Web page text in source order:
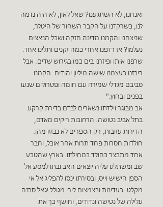
ואנחנו, לא השתגענו? שאל לאון, לא היה נדמה
לנו, כשרקדנו על הקבר השחור של היטלר,
שניצחנו והקמנו מדינה חזקה ושכל הנאצים
נעלמו? אז רדפנו אחרי כמה זקנים ותלינו אחד.
שרפנו אותו ופיזרנו בים כמו בגירוש שדים. אבל
ריכזנו בעצמנו שישה מיליון יהודים. הקמנו
סביבם מגדלי שמירה עם חומה ופטרולים שנעו
בפנים ובחוץ."
אב מבוגר וילדתו נשארים לבדם בדירת קרקע
בתל אביב נטושה. הרחובות ריקים מאדם,
הדירות עזובות, רק הספרים לא נבזזו מהן.
חולדות חסרות פחד תרות אחר אוכל, וחבר
אחד מתבצר כחולד במחילתו. בארץ שהטבע
שב ומשתלט עליה יוצאים האב ובתו למסע אל
הספן הישיש וייס, ובסירתו ינסו להפליג אל אי
מקלט. בעדינות ובצמצום לירי מגולל יגאל סרנה
עלילה של נטישה ונדודים, וחושף כך את